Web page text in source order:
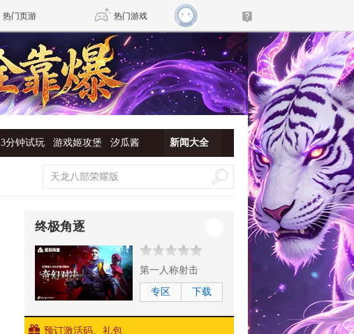
热门页游 热门游戏
魔兽 DNF 传奇4
3分钟试玩 游戏姬攻堡 汐瓜酱 新闻大全
终极角逐
第一人称射击
专区 下载
预订激活码、礼包